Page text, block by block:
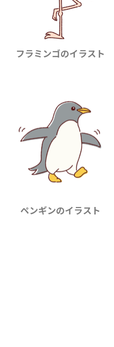
フラミンゴのイラスト
ペンギンのイラスト